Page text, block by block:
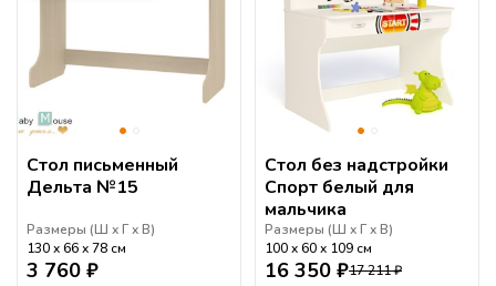
Стол письменный
Дельта №15
Размеры (Ш Г В)
130
66 78 см
3 760 ₽
Стол без надстройки
Спорт белый для
мальчика
Размеры (Ш Г В)
100
60 109 см
16 350 ₽17 211₽